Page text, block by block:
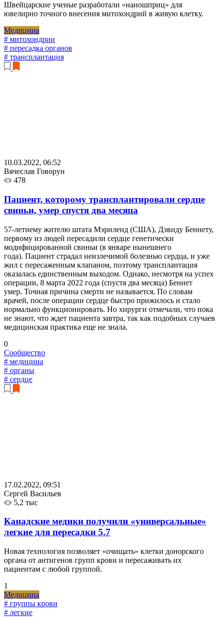
Швейцарские ученые разработали «наношприц» для
ювелирно точного внесения митохондрий в живую клетку.
Медицина
# митохондрии
# пересадка органов
# трансплантация
10.03.2022, 06:52
Вячеслав Говорун
478
Пациент, которому трансплантировали сердце
свиньи, умер спустя два месяца
57-летнему жителю штата Мэриленд (США), Дэвиду Беннету,
первому из людей пересадили сердце генетически
модифицированной свиньи (в январе нынешнего
года). Пациент страдал неизлечимой болезнью сердца, и уже
жил с пересаженным клапаном, поэтому трансплантация
оказалась единственным выходом. Однако, несмотря на успех
операции, 8 марта 2022 года (спустя два месяца) Беннет
умер. Точная причина смерти не называется. По словам
врачей, после операции сердце быстро прижилось и стало
нормально функционировать. Но хирурги отмечали, что пока
не знают, что ждет пациента завтра, так как подобных случаев
медицинская практика еще не знала.
0
Сообщество
# медицина
# органы
# сердце
17.02.2022, 09:51
Сергей Васильев
5,2 тыс
Канадские медики получили «универсальные»
легкие для пересадки 5.7
Новая технология позволяет «очищать» клетки донорского
органа от антигенов групп крови и пересаживать их
пациентам с любой группой.
1
Медицина
# группы крови
# легкие